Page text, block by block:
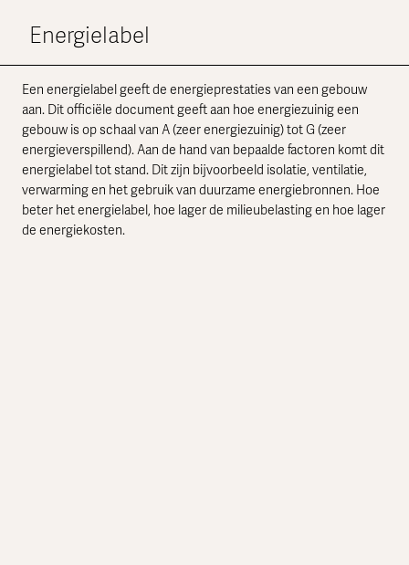
Energielabel
Een energielabel geeft de energieprestaties van een gebouw
aan. Dit officiële document geeft aan hoe energiezuinig een
gebouw is op schaal van A (zeer energiezuinig) tot G (zeer
energieverspillend). Aan de hand van bepaalde factoren komt dit
energielabel tot stand. Dit zijn bijvoorbeeld isolatie, ventilatie,
verwarming en het gebruik van duurzame energiebronnen. Hoe
beter het energielabel, hoe lager de milieubelasting en hoe lager
de energiekosten.